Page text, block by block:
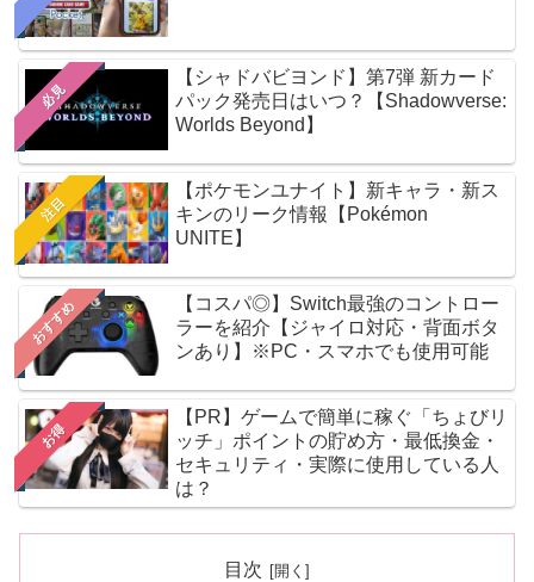
必見
【シャドバビヨンド】第7弾 新カード
パック発売日はいつ？【Shadowverse:
Worlds Beyond】
注目
【ポケモンユナイト】新キャラ・新ス
キンのリーク情報【Pokémon
UNITE】
おすすめ
【コスパ◎】Switch最強のコントロー
ラーを紹介【ジャイロ対応・背面ボタ
ンあり】※PC・スマホでも使用可能
お得
【PR】ゲームで簡単に稼ぐ「ちょびリ
ッチ」ポイントの貯め方・最低換金・
セキュリティ・実際に使用している人
は？
目次